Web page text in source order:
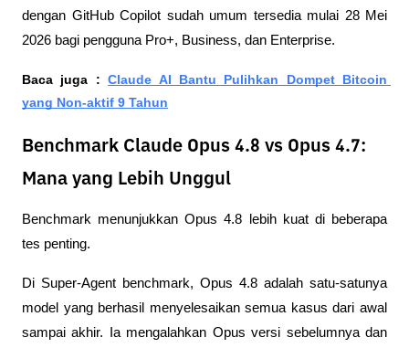
dengan GitHub Copilot sudah umum tersedia mulai 28 Mei
2026 bagi pengguna Pro+, Business, dan Enterprise.
Baca juga : Claude AI Bantu Pulihkan Dompet Bitcoin
yang Non-aktif 9 Tahun
Benchmark Claude Opus 4.8 vs Opus 4.7:
Mana yang Lebih Unggul
Benchmark menunjukkan Opus 4.8 lebih kuat di beberapa
tes penting.
Di Super-Agent benchmark, Opus 4.8 adalah satu-satunya
model yang berhasil menyelesaikan semua kasus dari awal
sampai akhir. Ia mengalahkan Opus versi sebelumnya dan